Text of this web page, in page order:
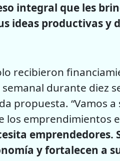
integral que les
ideas productivas y
recibieron
durante diez
propuesta. “Vamos a
los emprendimientos
emprendedores.
y fortalecen a